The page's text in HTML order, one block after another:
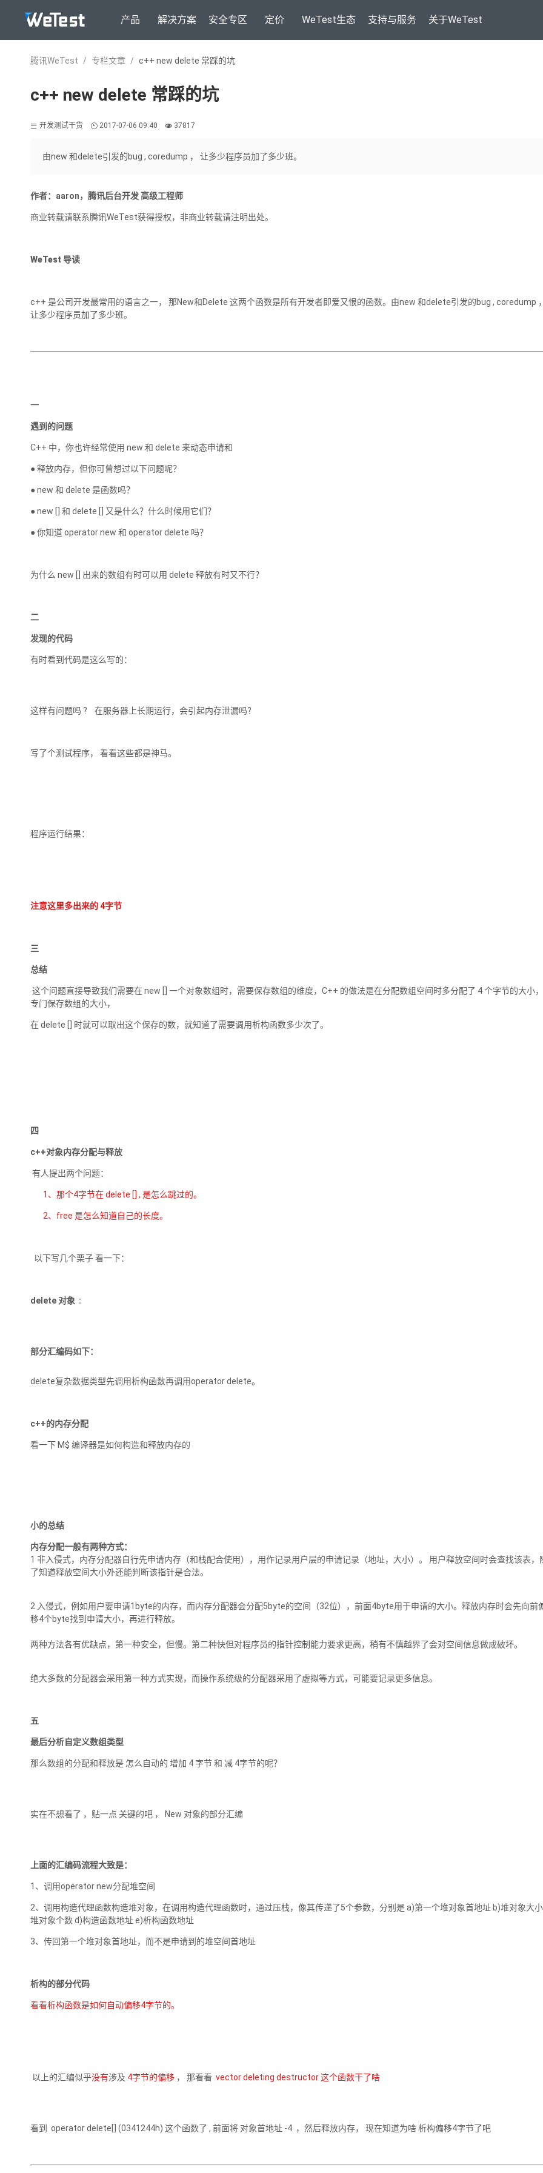
产品 解决方案 安全专区 定价 WeTest生态 支持与服务 关于WeTest
腾讯WeTest / 专栏文章 / c++ new delete 常踩的坑
c++ new delete 常踩的坑
开发测试干货 2017-07-06 09:40 37817
由new 和delete引发的bug , coredump ， 让多少程序员加了多少班。
作者：aaron，腾讯后台开发 高级工程师
商业转载请联系腾讯WeTest获得授权，非商业转载请注明出处。
WeTest 导读
c++ 是公司开发最常用的语言之一， 那New和Delete 这两个函数是所有开发者即爱又恨的函数。由new 和delete引发的bug , coredump
让多少程序员加了多少班。
一
遇到的问题
C++ 中，你也许经常使用 new 和 delete 来动态申请和
● 释放内存，但你可曾想过以下问题呢？
● new 和 delete 是函数吗？
● new [] 和 delete [] 又是什么？什么时候用它们？
● 你知道 operator new 和 operator delete 吗？
为什么 new [] 出来的数组有时可以用 delete 释放有时又不行？
二
发现的代码
有时看到代码是这么写的：
这样有问题吗 ? 在服务器上长期运行，会引起内存泄漏吗?
写了个测试程序， 看看这些都是神马。
程序运行结果：
注意这里多出来的 4字节
三
总结
这个问题直接导致我们需要在 new [] 一个对象数组时，需要保存数组的维度，C++ 的做法是在分配数组空间时多分配了 4 个字节的大小，
专门保存数组的大小，
在 delete [] 时就可以取出这个保存的数，就知道了需要调用析构函数多少次了。
四
c++对象内存分配与释放
有人提出两个问题：
1、那个4字节在 delete [] , 是怎么跳过的。
2、free 是怎么知道自己的长度。
以下写几个栗子 看一下：
delete 对象 :
部分汇编码如下：
delete复杂数据类型先调用析构函数再调用operator delete。
c++的内存分配
看一下 M$ 编译器是如何构造和释放内存的
小的总结
内存分配一般有两种方式：
1 非入侵式，内存分配器自行先申请内存（和栈配合使用），用作记录用户层的申请记录（地址，大小）。 用户释放空间时会查找该表，
了知道释放空间大小外还能判断该指针是合法。
2 入侵式，例如用户要申请1byte的内存，而内存分配器会分配5byte的空间（32位），前面4byte用于申请的大小。释放内存时会先向前
移4个byte找到申请大小，再进行释放。
两种方法各有优缺点，第一种安全，但慢。第二种快但对程序员的指针控制能力要求更高，稍有不慎越界了会对空间信息做成破坏。
绝大多数的分配器会采用第一种方式实现，而操作系统级的分配器采用了虚拟等方式，可能要记录更多信息。
五
最后分析自定义数组类型
那么数组的分配和释放是 怎么自动的 增加 4 字节 和 减 4字节的呢？
实在不想看了 ，贴一点 关键的吧 ， New 对象的部分汇编
上面的汇编码流程大致是：
1、调用operator new分配堆空间
2、调用构造代理函数构造堆对象，在调用构造代理函数时，通过压栈，像其传递了5个参数，分别是 a)第一个堆对象首地址 b)堆对象大
堆对象个数 d)构造函数地址 e)析构函数地址
3、传回第一个堆对象首地址，而不是申请到的堆空间首地址
析构的部分代码
看看析构函数是如何自动偏移4字节的。
以上的汇编似乎没有涉及 4字节的偏移 ， 那看看 vector deleting destructor 这个函数干了啥
看到 operator delete[] (0341244h) 这个函数了 , 前面将 对象首地址 -4 ，然后释放内存， 现在知道为啥 析构偏移4字节了吧